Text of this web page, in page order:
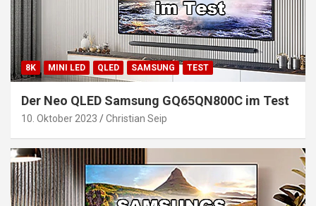
8K MINI LED QLED SAMSUNG TEST
Der Neo QLED Samsung GQ65QN800C im Test
10. Oktober 2023 Christian Seip